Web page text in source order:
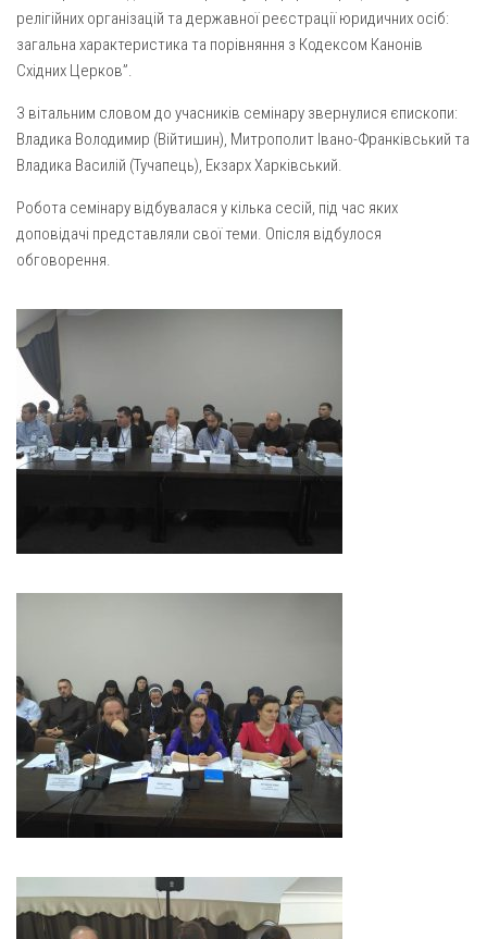
Архистратига Михаїла (м. Люботин)
Покрови Пресвятої Богородиці (с. Вільча)
Парафія Благовіщення Пресвятої Богородиці (смт
Золочів)
(Красноград)
Парохії Полтавської області
Всіх Святих українського народу (м. Полтава)
Благовіщення Пресвятої Богородиці (с. Шевченки)
Введення у храм Пресвятої Богородиці (с. Дашківка)
Вознесіння Господнього (м. Кобеляки)
Різдва Пресвятої Богородиці (с. Вільховатка)
Св. Миколая (с. Деменки)
Успіння Пресвятої Богородиці (м. Кременчук)
Успіння Пресвятої Богородиці (м. Лубни)
Парохії Сумської області
Введення в храм Богородиці (м. Суми)
Свято-Покровський монастир оо Василіян
Газета Християнський голос
Надруковані числа
Галерея
Рух pro-life
релігійних організацій та державної реєстрації юридичних осіб:
загальна характеристика та порівняння з Кодексом Канонів
Східних Церков”.
З вітальним словом до учасників семінару звернулися єпископи:
Владика Володимир (Війтишин), Митрополит Івано-Франківський та
Владика Василій (Тучапець), Екзарх Харківський.
Робота семінару відбувалася у кілька сесій, під час яких
доповідачі представляли свої теми. Опісля відбулося
обговорення.